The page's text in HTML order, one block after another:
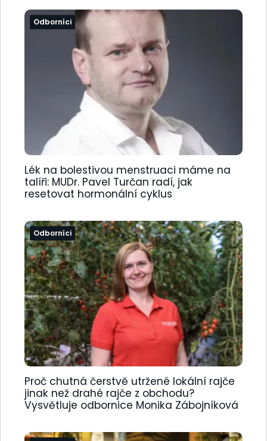
Odborníci
Lék na bolestivou menstruaci máme na
talíři: MUDr. Pavel Turčan radí, jak
resetovat hormonální cyklus
Odborníci
Proč chutná čerstvě utržené lokální rajče
jinak než drahé rajče z obchodu?
Vysvětluje odbornice Monika Zábojníková